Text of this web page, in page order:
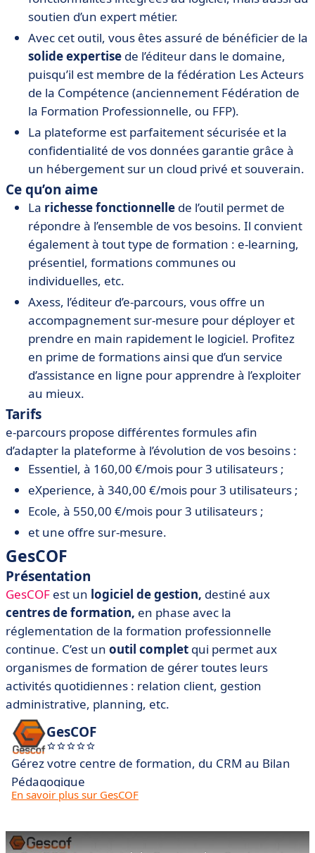
soutien d’un expert métier.
Avec cet outil, vous êtes assuré de bénéficier de la
solide expertise de l’éditeur dans le domaine,
puisqu’il est membre de la fédération Les Acteurs
de la Compétence (anciennement Fédération de
la Formation Professionnelle, ou FFP).
La plateforme est parfaitement sécurisée et la
confidentialité de vos données garantie grâce à
un hébergement sur un cloud privé et souverain.
Ce qu’on aime
La richesse fonctionnelle de l’outil permet de
répondre à l’ensemble de vos besoins. Il convient
également à tout type de formation : e-learning,
présentiel, formations communes ou
individuelles, etc.
Axess, l’éditeur d’e-parcours, vous offre un
accompagnement sur-mesure pour déployer et
prendre en main rapidement le logiciel. Profitez
en prime de formations ainsi que d’un service
d’assistance en ligne pour apprendre à l’exploiter
au mieux.
Tarifs
e-parcours propose différentes formules afin
d’adapter la plateforme à l’évolution de vos besoins :
Essentiel, à 160,00 €/mois pour 3 utilisateurs ;
eXperience, à 340,00 €/mois pour 3 utilisateurs ;
Ecole, à 550,00 €/mois pour 3 utilisateurs ;
et une offre sur-mesure.
GesCOF
Présentation
GesCOF est un logiciel de gestion, destiné aux
centres de formation, en phase avec la
réglementation de la formation professionnelle
continue. C’est un outil complet qui permet aux
organismes de formation de gérer toutes leurs
activités quotidiennes : relation client, gestion
administrative, planning, etc.
GesCOF
Gérez votre centre de formation, du CRM au Bilan
Pédagogique
En savoir plus sur GesCOF